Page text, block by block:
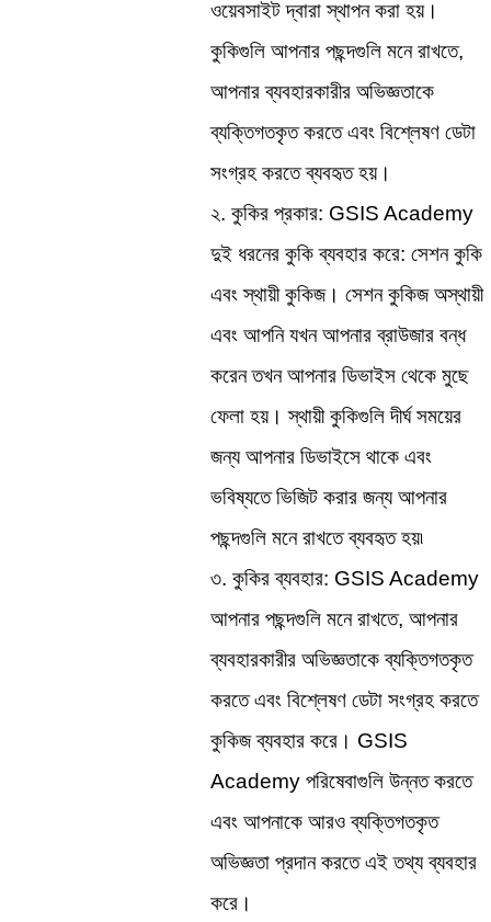
ওয়েবসাইট দ্বারা স্থাপন করা হয়।
কুকিগুলি আপনার পছন্দগুলি মনে রাখতে,
আপনার ব্যবহারকারীর অভিজ্ঞতাকে
ব্যক্তিগতকৃত করতে এবং বিশ্লেষণ ডেটা
সংগ্রহ করতে ব্যবহৃত হয়।
২. কুকির প্রকার: GSIS Academy
দুই ধরনের কুকি ব্যবহার করে: সেশন কুকি
এবং স্থায়ী কুকিজ। সেশন কুকিজ অস্থায়ী
এবং আপনি যখন আপনার ব্রাউজার বন্ধ
করেন তখন আপনার ডিভাইস থেকে মুছে
ফেলা হয়। স্থায়ী কুকিগুলি দীর্ঘ সময়ের
জন্য আপনার ডিভাইসে থাকে এবং
ভবিষ্যতে ভিজিট করার জন্য আপনার
পছন্দগুলি মনে রাখতে ব্যবহৃত হয়৷
৩. কুকির ব্যবহার: GSIS Academy
আপনার পছন্দগুলি মনে রাখতে, আপনার
ব্যবহারকারীর অভিজ্ঞতাকে ব্যক্তিগতকৃত
করতে এবং বিশ্লেষণ ডেটা সংগ্রহ করতে
কুকিজ ব্যবহার করে। GSIS
Academy পরিষেবাগুলি উন্নত করতে
এবং আপনাকে আরও ব্যক্তিগতকৃত
অভিজ্ঞতা প্রদান করতে এই তথ্য ব্যবহার
করে।